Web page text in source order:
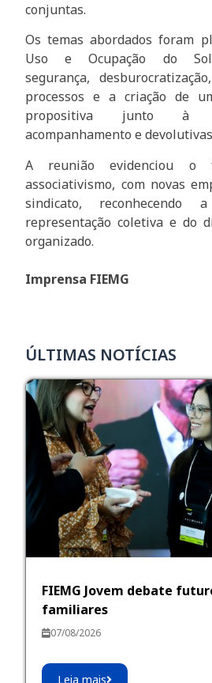
conjuntas.
Os temas abordados foram
Uso e Ocupação do
segurança,
processos e a criação de
propositiva junto à
acompanhamento e
A reunião evidenciou o
associativismo, com novas
sindicato, reconhecendo
representação coletiva e do
organizado.
Imprensa FIEMG
ÚLTIMAS NOTÍCIAS
FIEMG Jovem debate
familiares
07/08/2026
Leia mais